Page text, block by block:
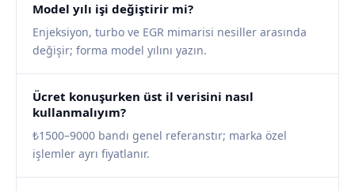
Model yılı işi değiştirir mi?
Enjeksiyon, turbo ve EGR mimarisi nesiller arasında
değişir; forma model yılını yazın.
Ücret konuşurken üst il verisini nasıl
kullanmalıyım?
₺1500–9000 bandı genel referanstır; marka özel
işlemler ayrı fiyatlanır.